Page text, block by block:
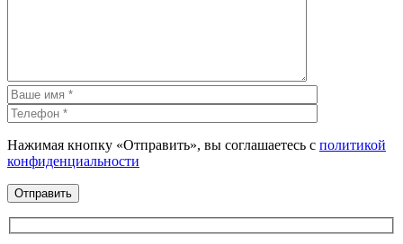
Нажимая кнопку «Отправить», вы соглашаетесь с политикой
конфиденциальности